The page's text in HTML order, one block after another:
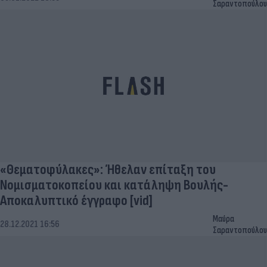
Σαραντοπούλου
«Θεματοφύλακες»: Ήθελαν επίταξη του
Νομισματοκοπείου και κατάληψη Βουλής-
Αποκαλυπτικό έγγραφο [vid]
28.12.2021 16:56
Μαύρα
Σαραντοπούλου